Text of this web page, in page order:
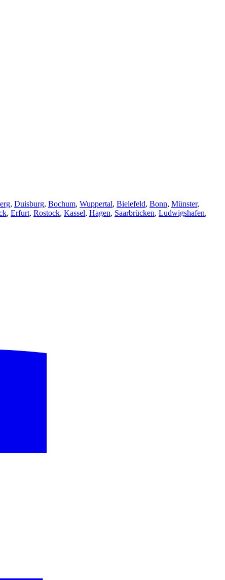
, Duisburg, Bochum, Wuppertal, Bielefeld, Bonn, Münster,
, Erfurt, Rostock, Kassel, Hagen, Saarbrücken, Ludwigshafen,